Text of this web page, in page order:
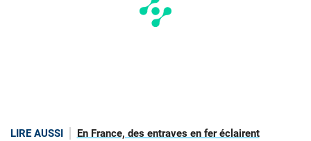
LIRE AUSSI
En France, des entraves en fer éclairent